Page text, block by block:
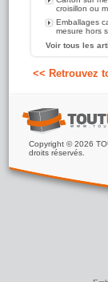
croisillon ou
Emballages
mesure hors
Plaque
Voir tous les
<< Retrouvez
Copyright © 2026
droits réservés.